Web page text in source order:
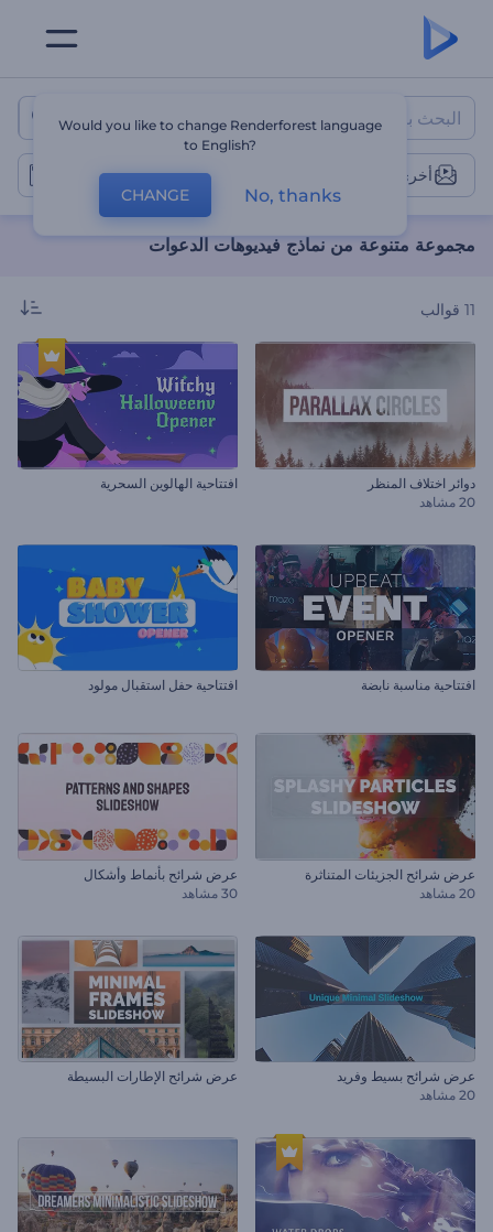
مجموعة متنوعة من نماذج
أخرى
مجموعة متنوعة من نماذج فيديوهات الدعوات
11 قوالب
دوائر اختلاف المنظر
20 مشاهد
افتتاحية الهالوين السحرية
افتتاحية مناسبة نابضة افتتاحية حفل استقبال مولود
عرض شرائح الجزيئات المتناثرة
20 مشاهد
عرض شرائح بأنماط وأشكال
30 مشاهد
عرض شرائح بسيط وفريد
20 مشاهد
عرض شرائح الإطارات البسيطة
Would you like to change Renderforest language
to English?
CHANGE No, thanks